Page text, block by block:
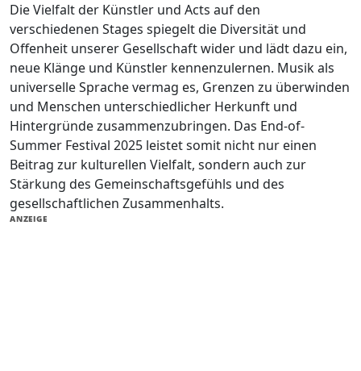
Die Vielfalt der Künstler und Acts auf den
verschiedenen Stages spiegelt die Diversität und
Offenheit unserer Gesellschaft wider und lädt dazu ein,
neue Klänge und Künstler kennenzulernen. Musik als
universelle Sprache vermag es, Grenzen zu überwinden
und Menschen unterschiedlicher Herkunft und
Hintergründe zusammenzubringen. Das End-of-
Summer Festival 2025 leistet somit nicht nur einen
Beitrag zur kulturellen Vielfalt, sondern auch zur
Stärkung des Gemeinschaftsgefühls und des
gesellschaftlichen Zusammenhalts.
ANZEIGE